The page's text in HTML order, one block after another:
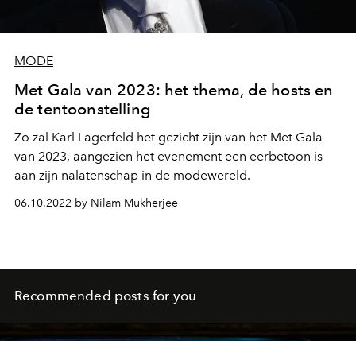
MODE
Met Gala van 2023: het thema, de hosts en
de tentoonstelling
Zo zal Karl Lagerfeld het gezicht zijn van het Met Gala
van 2023, aangezien het evenement een eerbetoon is
aan zijn nalatenschap in de modewereld.
06.10.2022 by Nilam Mukherjee
Recommended posts for you